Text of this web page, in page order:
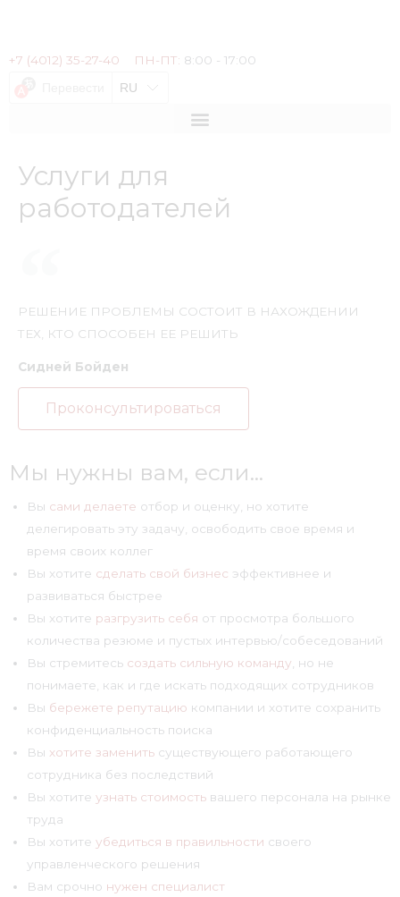
+7 (4012) 35-27-40 ПН-ПТ: 8:00 - 17:00
RU
Услуги для
работодателей
РЕШЕНИЕ ПРОБЛЕМЫ СОСТОИТ В НАХОЖДЕНИИ
ТЕХ, КТО СПОСОБЕН ЕЕ РЕШИТЬ
Сидней Бойден
Проконсультироваться
Мы нужны вам, если...
Вы сами делаете отбор и оценку, но хотите
делегировать эту задачу, освободить свое время и
время своих коллег
Вы хотите сделать свой бизнес эффективнее и
развиваться быстрее
Вы хотите разгрузить себя от просмотра большого
количества резюме и пустых интервью/собеседований
Вы стремитесь создать сильную команду , но не
понимаете, как и где искать подходящих сотрудников
Вы бережете репутацию компании и хотите сохранить
конфиденциальность поиска
Вы хотите заменить существующего работающего
сотрудника без последствий
Вы хотите узнать стоимость вашего персонала на рынке
труда
Вы хотите убедиться в правильности своего
управленческого решения
Вам срочно нужен специалист